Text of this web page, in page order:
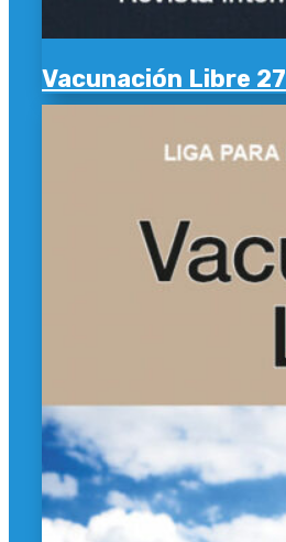
Vacunación Libre 27